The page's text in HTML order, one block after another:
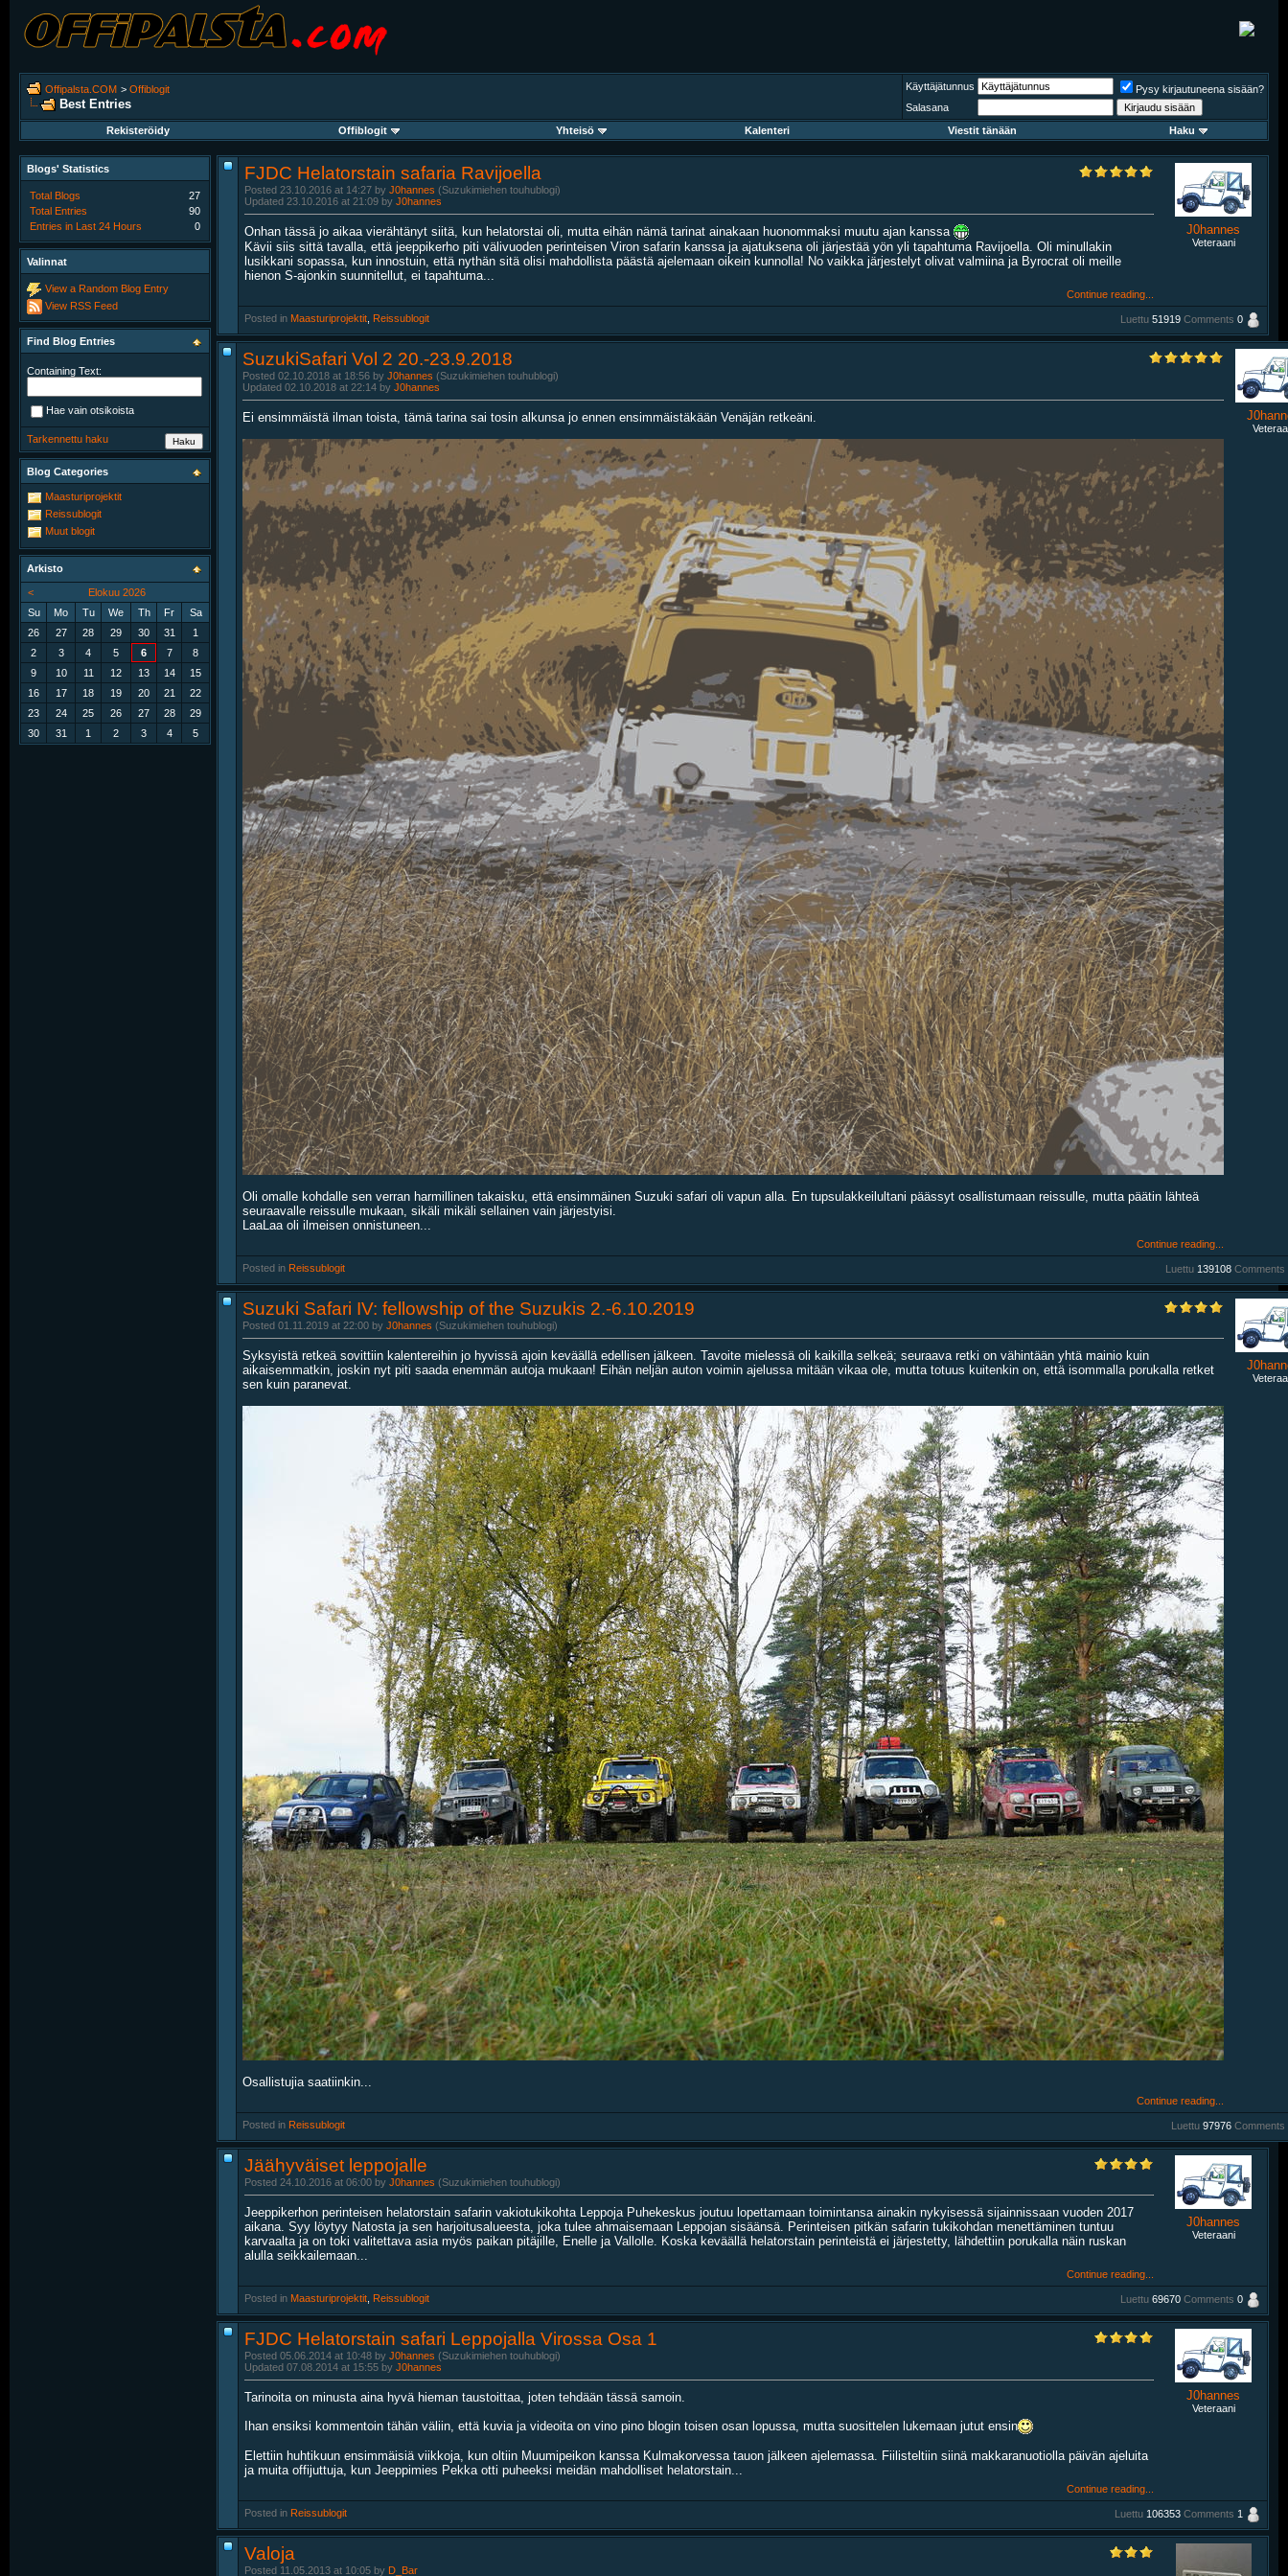
Offipalsta.COM > Offiblogit
Best Entries
Käyttäjätunnus
Pysy kirjautuneena sisään?
Salasana
Rekisteröidy
Offiblogit Yhteisö Kalenteri Viestit tänään Haku
FJDC Helatorstain safaria Ravijoella
Posted 23.10.2016 at 14:27 by J0hannes (Suzukimiehen touhublogi)
Updated 23.10.2016 at 21:09 by J0hannes
Onhan tässä jo aikaa vierähtänyt siitä, kun helatorstai oli, mutta eihän nämä tarinat ainakaan huonommaksi muutu ajan kanssa
Kävii siis sittä tavalla, että jeeppikerho piti välivuoden perinteisen Viron safarin kanssa ja ajatuksena oli järjestää yön yli tapahtuma Ravijoella. Oli minullakin
lusikkani sopassa, kun innostuin, että nythän sitä olisi mahdollista päästä ajelemaan oikein kunnolla! No vaikka järjestelyt olivat valmiina ja Byrocrat oli meille
hienon S-ajonkin suunnitellut, ei tapahtuma...
Continue reading...
J0hannes
Veteraani
Posted in Maasturiprojektit Reissublogit Luettu 51919 Comments 0
SuzukiSafari Vol 2 20.-23.9.2018
Posted 02.10.2018 at 18:56 by J0hannes (Suzukimiehen touhublogi)
Updated 02.10.2018 at 22:14 by J0hannes
Ei ensimmäistä ilman toista, tämä tarina sai tosin alkunsa jo ennen ensimmäistäkään Venäjän retkeäni.
Oli omalle kohdalle sen verran harmillinen takaisku, että ensimmäinen Suzuki safari oli vapun alla. En tupsulakkeilultani päässyt osallistumaan reissulle, mutta päätin lähteä
seuraavalle reissulle mukaan, sikäli mikäli sellainen vain järjestyisi.
LaaLaa oli ilmeisen onnistuneen...
Continue reading...
Posted in Reissublogit Luettu 139108 Comments
Suzuki Safari IV: fellowship of the Suzukis 2.-6.10.2019
Posted 01.11.2019 at 22:00 by J0hannes (Suzukimiehen touhublogi)
Syksyistä retkeä sovittiin kalentereihin jo hyvissä ajoin keväällä edellisen jälkeen. Tavoite mielessä oli kaikilla selkeä; seuraava retki on vähintään yhtä mainio kuin
aikaisemmatkin, joskin nyt piti saada enemmän autoja mukaan! Eihän neljän auton voimin ajelussa mitään vikaa ole, mutta totuus kuitenkin on, että isommalla porukalla retket
sen kuin paranevat.
Osallistujia saatiinkin...
Continue reading...
Posted in Reissublogit Luettu 97976 Comments
Jäähyväiset leppojalle
Posted 24.10.2016 at 06:00 by J0hannes (Suzukimiehen touhublogi)
Jeeppikerhon perinteisen helatorstain safarin vakiotukikohta Leppoja Puhekeskus joutuu lopettamaan toimintansa ainakin nykyisessä sijainnissaan vuoden 2017
aikana. Syy löytyy Natosta ja sen harjoitusalueesta, joka tulee ahmaisemaan Leppojan sisäänsä. Perinteisen pitkän safarin tukikohdan menettäminen tuntuu
karvaalta ja on toki valitettava asia myös paikan pitäjille, Enelle ja Vallolle. Koska keväällä helatorstain perinteistä ei järjestetty, lähdettiin porukalla näin ruskan
alulla seikkailemaan...
Continue reading...
J0hannes
Veteraani
Posted in Maasturiprojektit Reissublogit Luettu 69670 Comments 0
FJDC Helatorstain safari Leppojalla Virossa Osa 1
Posted 05.06.2014 at 10:48 by J0hannes (Suzukimiehen touhublogi)
Updated 07.08.2014 at 15:55 by J0hannes
Tarinoita on minusta aina hyvä hieman taustoittaa, joten tehdään tässä samoin.
Ihan ensiksi kommentoin tähän väliin, että kuvia ja videoita on vino pino blogin toisen osan lopussa, mutta suosittelen lukemaan jutut ensin
Elettiin huhtikuun ensimmäisiä viikkoja, kun oltiin Muumipeikon kanssa Kulmakorvessa tauon jälkeen ajelemassa. Fiilisteltiin siinä makkaranuotiolla päivän ajeluita
ja muita offijuttuja, kun Jeeppimies Pekka otti puheeksi meidän mahdolliset helatorstain...
Continue reading...
J0hannes
Veteraani
Posted in Reissublogit Luettu 106353 Comments 1
Valoja
Posted 11.05.2013 at 10:05 by D_Bar
Blogs' Statistics
Total Blogs
27
Total Entries
90
Entries in Last 24 Hours
0
Valinnat
View a Random Blog Entry
View RSS Feed
Find Blog Entries
Containing Text:
Hae vain otsikoista
Tarkennettu haku
Blog Categories
Maasturiprojektit
Reissublogit
Muut blogit
Arkisto
<
Elokuu 2026
Su
Mo Tu We Th Fr
Sa
26
27 28 29 30 31
1
2
3 4 5 6 7
8
9
10 11 12 13 14
15
16
17 18 19 20 21
22
23
24 25 26 27 28
29
30
31 1 2 3 4 5